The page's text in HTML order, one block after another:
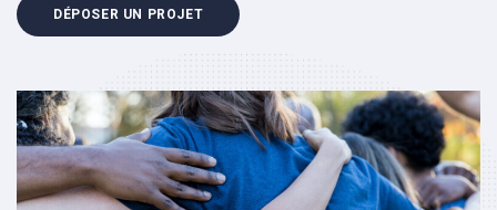
DÉPOSER UN PROJET